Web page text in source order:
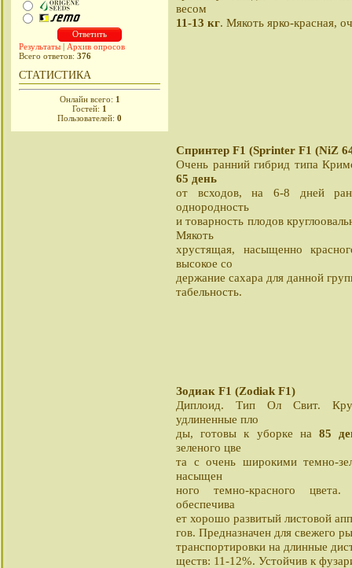
Результаты | Архив опросов
Всего ответов: 376
СТАТИСТИКА
Онлайн всего: 1
Гостей: 1
Пользователей: 0
весом
11-13 кг. Мякоть ярко-красная,
Спринтер F1 (Sprinter F1 (NiZ
Очень ранний гибрид типа
65 день
от всходов, на 6-8 дней
однородность
и товарность плодов
Мякоть
хрустящая, насыщенно
высокое со
держание сахара для данной
табельность.
Зодиак F1 (Zodiak F1)
Диплоид. Тип Ол Свит.
удлиненные пло
ды, готовы к уборке на85
зеленого цве
та с очень широкими темно-
насыщен
ного темно-красного цвета.
обеспечива
ет хорошо развитый листовой
гов. Предназначен для свежего
транспортировки на длинные
ществ: 11-12%. Устойчив к